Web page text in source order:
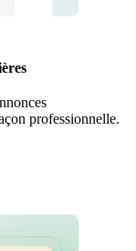
professionnelle.